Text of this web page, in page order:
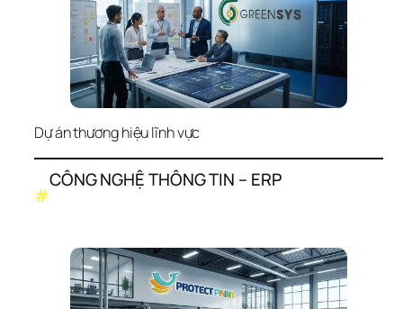
Dự án thương hiệu lĩnh vực
#
CÔNG NGHỆ THÔNG TIN – ERP